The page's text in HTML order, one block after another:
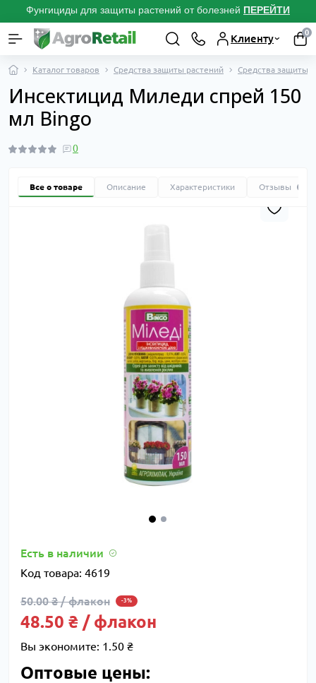
Фунгициды для защиты растений от болезней ПЕРЕЙТИ
Клиенту
0
Каталог товаров Средства защиты растений Средства защиты
Инсектицид Миледи спрей 150
мл Bingo
0
Все о товаре Описание Характеристики Отзывы
Есть в наличии
Код товара: 4619
50.00 ₴ / флакон -3%
48.50 ₴ / флакон
Вы экономите: 1.50 ₴
Оптовые цены: